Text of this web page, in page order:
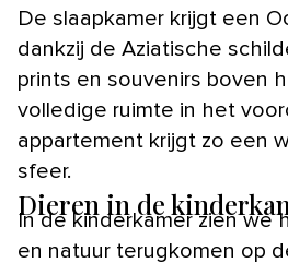
De slaapkamer krijgt een
dankzij de Aziatische
prints en souvenirs boven
volledige ruimte in het
appartement krijgt zo een
sfeer.
Dieren in de
In de kinderkamer zien we
en natuur terugkomen op